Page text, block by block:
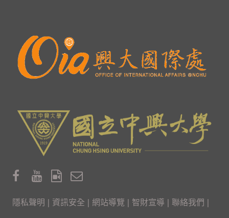
隱私聲明 | 資訊安全 | 網站導覽 | 智財宣導 | 聯絡我們 |